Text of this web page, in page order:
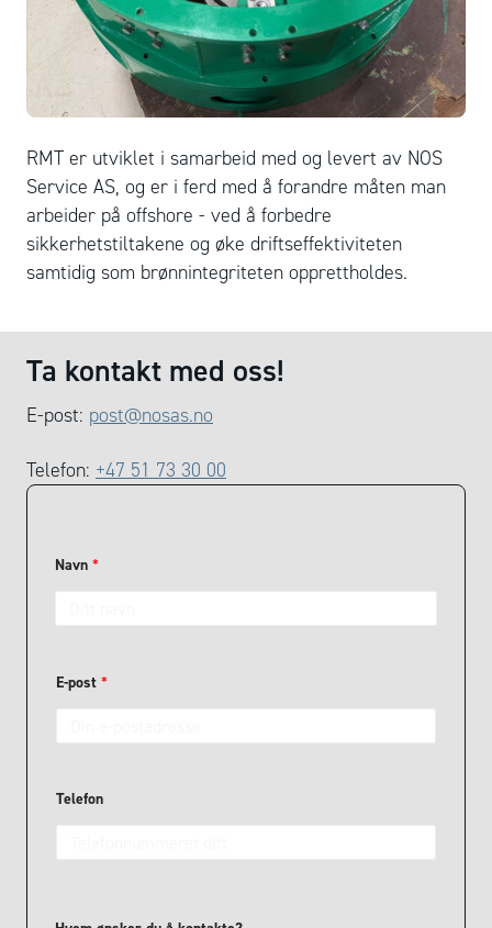
RMT er utviklet i samarbeid med og levert av NOS
Service AS, og er i ferd med å forandre måten man
arbeider på offshore - ved å forbedre
sikkerhetstiltakene og øke driftseffektiviteten
samtidig som brønnintegriteten opprettholdes.
Ta kontakt med oss!
E-post: post@nosas.no
Telefon: +47 51 73 30 00
Navn *
E-post *
Telefon